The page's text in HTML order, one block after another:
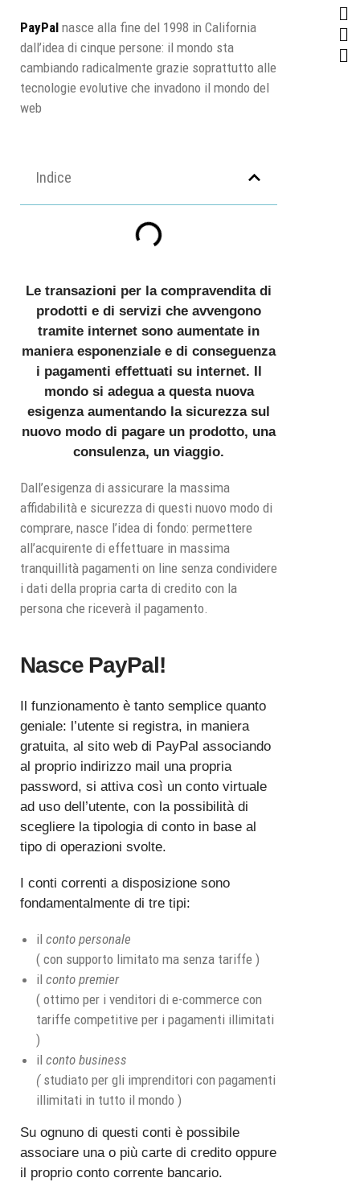
PayPal nasce alla fine del 1998 in California
dall’idea di cinque persone: il mondo sta
cambiando radicalmente grazie soprattutto alle
tecnologie evolutive che invadono il mondo del
web
Indice
Le transazioni per la compravendita di
prodotti e di servizi che avvengono
tramite internet sono aumentate in
maniera esponenziale e di conseguenza
i pagamenti effettuati su internet. Il
mondo si adegua a questa nuova
esigenza aumentando la sicurezza sul
nuovo modo di pagare un prodotto, una
consulenza, un viaggio.
Dall’esigenza di assicurare la massima
affidabilità e sicurezza di questi nuovo modo di
comprare, nasce l’idea di fondo: permettere
all’acquirente di effettuare in massima
tranquillità pagamenti on line senza condividere
i dati della propria carta di credito con la
persona che riceverà il pagamento.
Nasce PayPal!
Il funzionamento è tanto semplice quanto
geniale: l’utente si registra, in maniera
gratuita, al sito web di PayPal associando
al proprio indirizzo mail una propria
password, si attiva così un conto virtuale
ad uso dell’utente, con la possibilità di
scegliere la tipologia di conto in base al
tipo di operazioni svolte.
I conti correnti a disposizione sono
fondamentalmente di tre tipi:
il conto personale
( con supporto limitato ma senza tariffe )
il conto premier
( ottimo per i venditori di e-commerce con
tariffe competitive per i pagamenti illimitati
)
il conto business
( studiato per gli imprenditori con pagamenti
illimitati in tutto il mondo )
Su ognuno di questi conti è possibile
associare una o più carte di credito oppure
il proprio conto corrente bancario.